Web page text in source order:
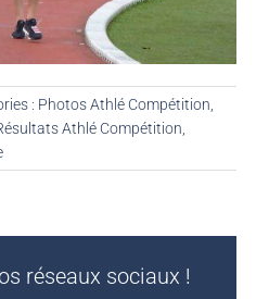
: Photos Athlé Compétition
Athlé Compétition
réseaux sociaux !